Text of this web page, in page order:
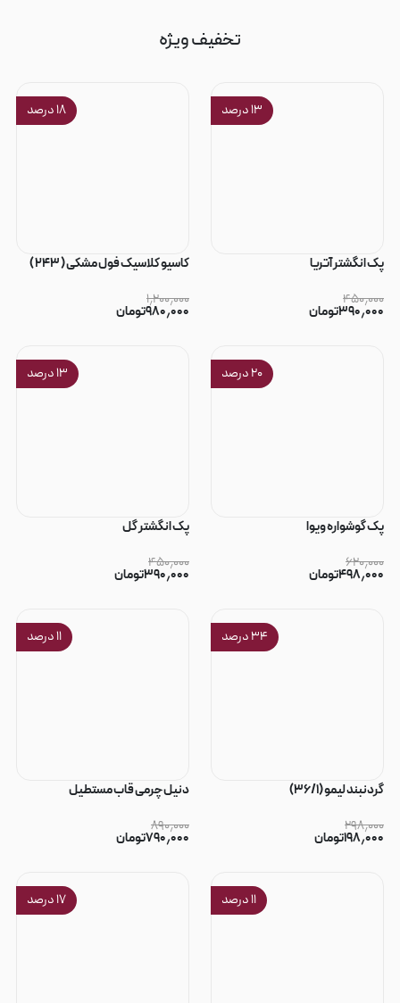
تخفیف ویژه
۱۳درصد
پک انگشتر آتریا
۴۵۰٫۰۰۰
۳۹۰٫۰۰۰تومان
۱۸درصد
کاسیو کلاسیک فول مشکی ( ۲۴۳ )
۱٫۲۰۰٫۰۰۰
۹۸۰٫۰۰۰تومان
۲۰درصد
پک گوشواره ویوا
۶۲۰٫۰۰۰
۴۹۸٫۰۰۰تومان
۱۳درصد
پک انگشتر گل
۴۵۰٫۰۰۰
۳۹۰٫۰۰۰تومان
۳۴درصد
گردنبند لیمو (۳۶/۱)
۲۹۸٫۰۰۰
۱۹۸٫۰۰۰تومان
۱۱درصد
دنیل چرمی قاب مستطیل
۸۹۰٫۰۰۰
۷۹۰٫۰۰۰تومان
۱۱درصد ۱۷درصد